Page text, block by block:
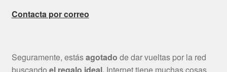
Contacta por correo
Seguramente, estásagotado de dar vueltas por la red
buscando el regalo ideal.Internet tiene muchas cosas